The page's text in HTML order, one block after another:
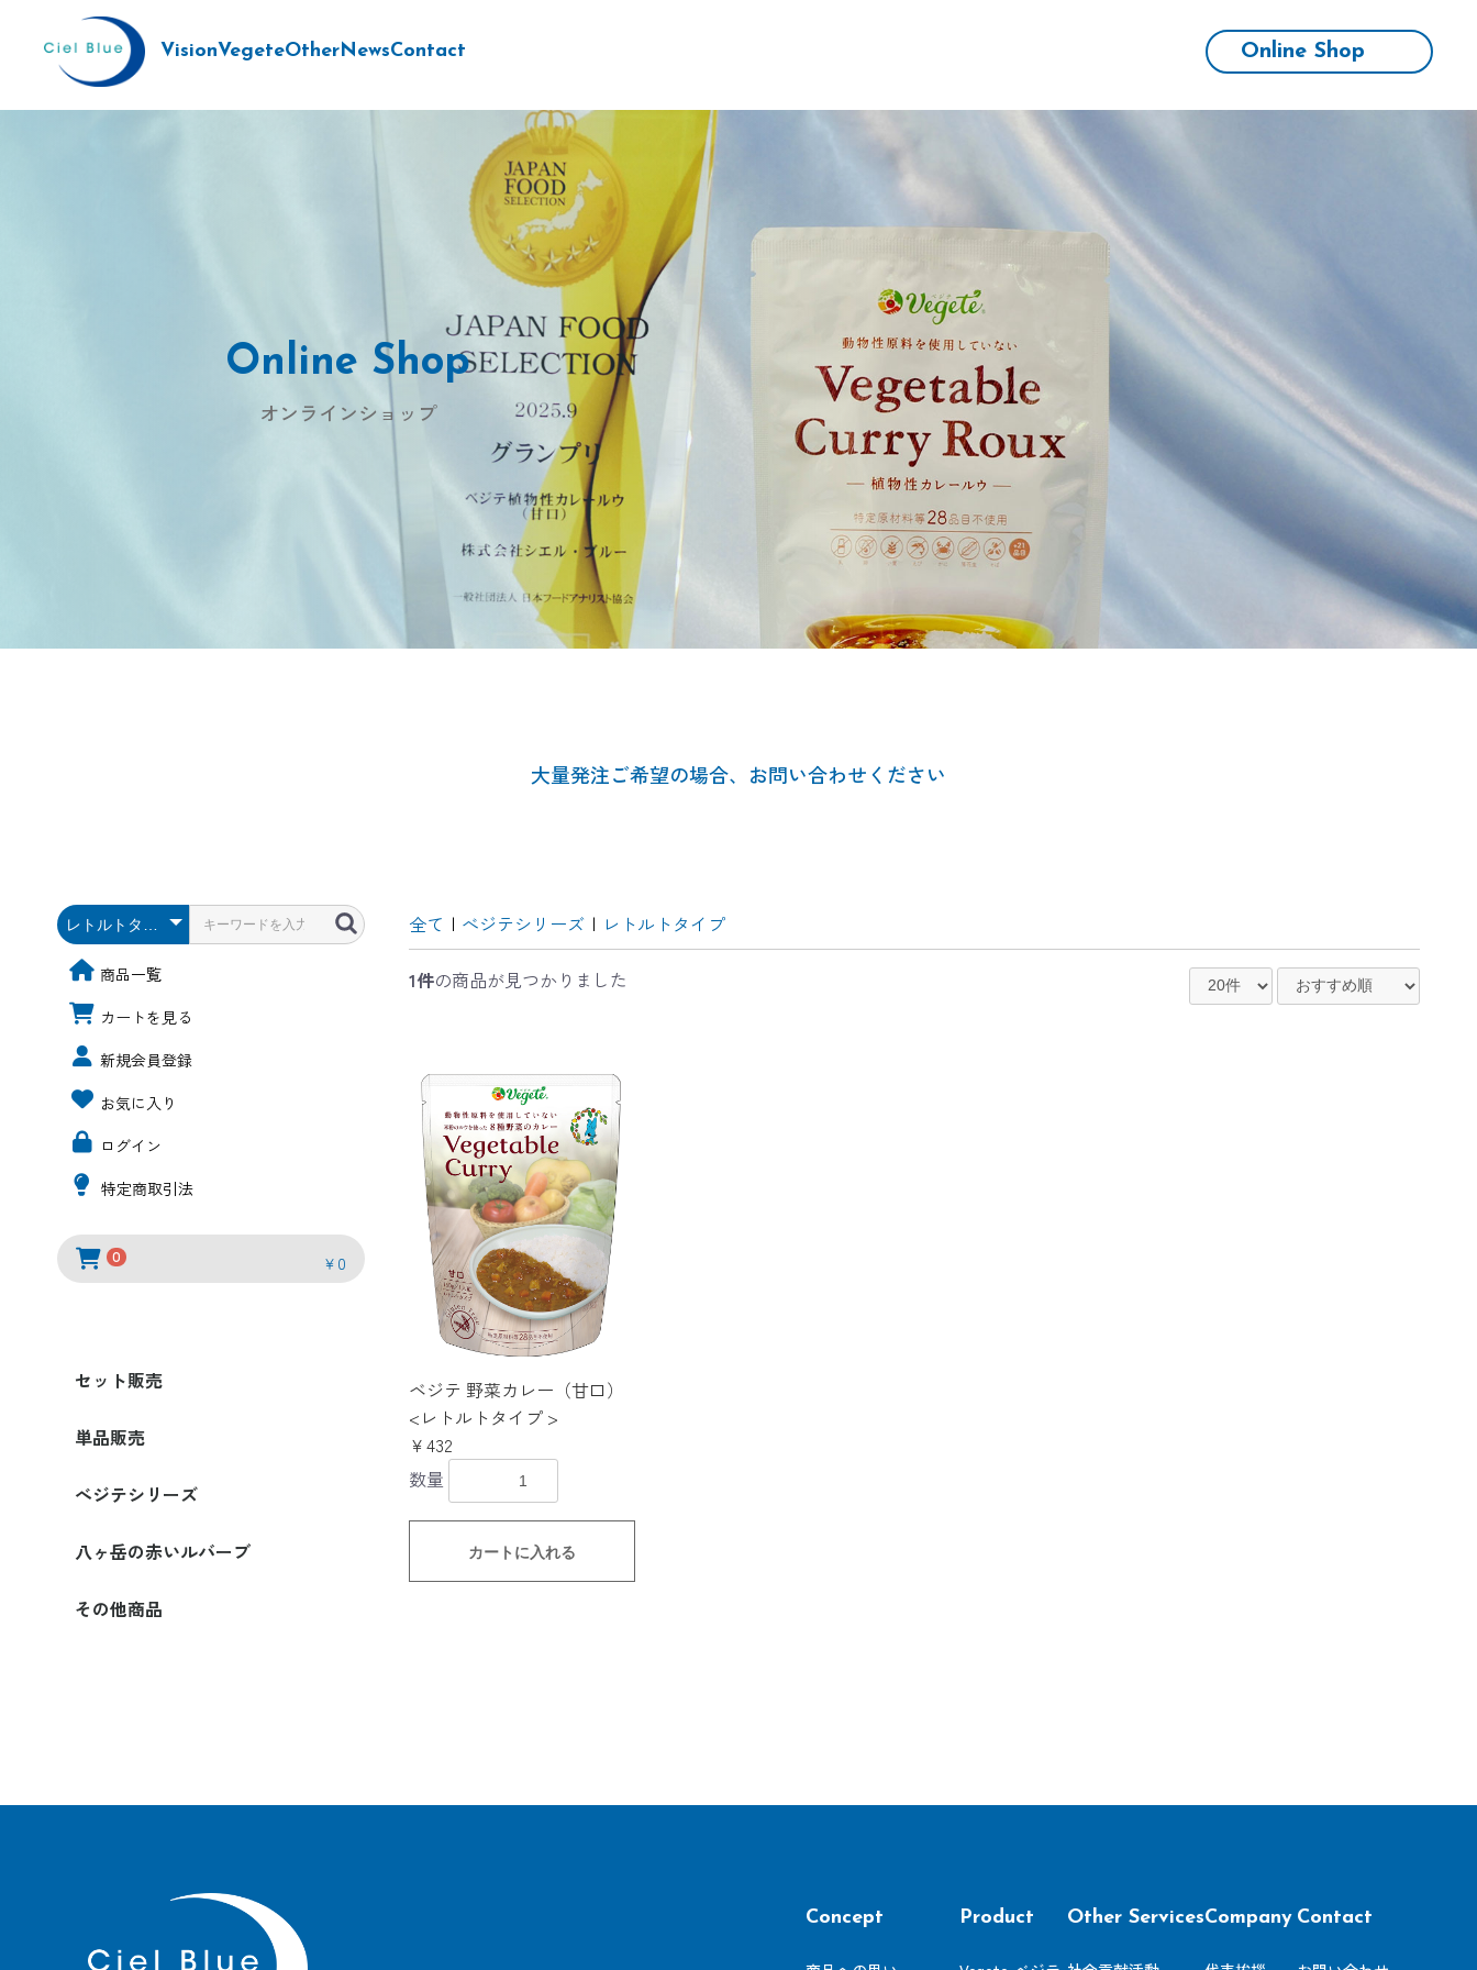
VisionVegeteOtherNewsContact Online Shop
Online Shop
オンラインショップ
大量発注ご希望の場合、お問い合わせください
商品一覧
カートを見る
新規会員登録
お気に入り
ログイン
特定商取引法
0 ￥0
セット販売
単品販売
べジテシリーズ
ルウタイプ
レトルトタイプ
備蓄用・非常食タイプ
八ヶ岳の赤いルバーブ
その他商品
全て | べジテシリーズ | レトルトタイプ
1件の商品が見つかりました
ベジテ 野菜カレー（甘口）
<レトルトタイプ >
￥432
数量
カートに入れる
Concept Product Other ServicesCompany Contact